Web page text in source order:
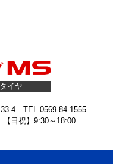
イヤ
4 TEL.0569-84-1555
日祝】9:30～18:00